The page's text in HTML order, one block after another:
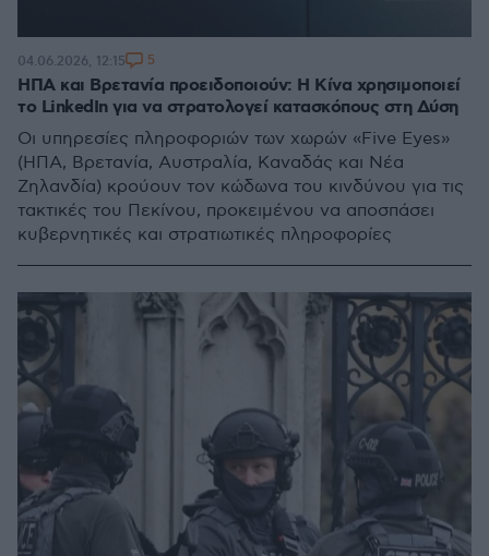
ΗΠΑ και Βρετανία προειδοποιούν: Η Κίνα χρησιμοποιεί
το LinkedIn για να στρατολογεί κατασκόπους στη Δύση
Οι υπηρεσίες πληροφοριών των χωρών «Five Eyes»
(ΗΠΑ, Βρετανία, Αυστραλία, Καναδάς και Νέα
Ζηλανδία) κρούουν τον κώδωνα του κινδύνου για τις
τακτικές του Πεκίνου, προκειμένου να αποσπάσει
κυβερνητικές και στρατιωτικές πληροφορίες
04.06.2026, 12:15 5